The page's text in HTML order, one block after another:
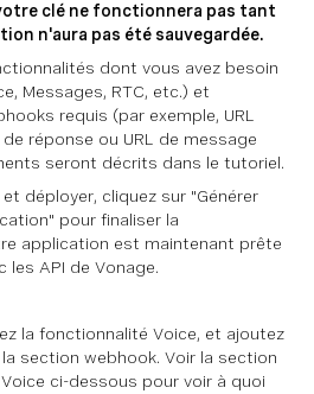
clé ne fonctionnera pas tant
n'aura pas été sauvegardée.
dont vous avez besoin
Messages, RTC, etc.) et
requis (par exemple, URL
de réponse ou URL de message
seront décrits dans le tutoriel.
déployer, cliquez sur "Générer
pour finaliser la
application est maintenant prête
les API de Vonage.
la fonctionnalité Voice, et ajoutez
section webhook. Voir la section
ci-dessous pour voir à quoi